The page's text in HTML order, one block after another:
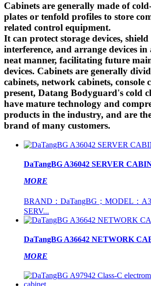
Cabinets are generally made of
plates or tenfold profiles to store
related control equipment.
It can protect storage devices,
interference, and arrange devices
neat manner, facilitating future
devices. Cabinets are generally
cabinets, network cabinets, console
present, Datang Bodyguard's cold
have mature technology and
products in the industry, and are
brand of many customers.
DaTangBG A36042 SERVER
MORE
BRAND：DaTangBG；MODEL：
SERV...
DaTangBG A36642 NETWORK
MORE